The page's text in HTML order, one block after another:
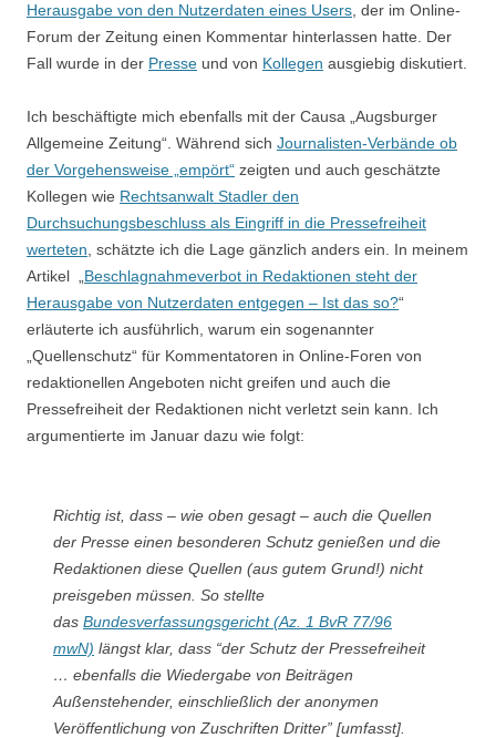
Herausgabe von den Nutzerdaten eines Users , der im Online-
Forum der Zeitung einen Kommentar hinterlassen hatte. Der
Fall wurde in der Presse und von Kollegen ausgiebig diskutiert.
Ich beschäftigte mich ebenfalls mit der Causa „Augsburger
Allgemeine Zeitung“. Während sich Journalisten-Verbände ob
der Vorgehensweise „empört“ zeigten und auch geschätzte
Kollegen wie Rechtsanwalt Stadler den
Durchsuchungsbeschluss als Eingriff in die Pressefreiheit
werteten , schätzte ich die Lage gänzlich anders ein. In meinem
Artikel „ Beschlagnahmeverbot in Redaktionen steht der
Herausgabe von Nutzerdaten entgegen – Ist das so?“
erläuterte ich ausführlich, warum ein sogenannter
„Quellenschutz“ für Kommentatoren in Online-Foren von
redaktionellen Angeboten nicht greifen und auch die
Pressefreiheit der Redaktionen nicht verletzt sein kann. Ich
argumentierte im Januar dazu wie folgt:
Richtig ist, dass – wie oben gesagt – auch die Quellen
der Presse einen besonderen Schutz genießen und die
Redaktionen diese Quellen (aus gutem Grund!) nicht
preisgeben müssen. So stellte
das Bundesverfassungsgericht (Az. 1 BvR 77/96
mwN) längst klar, dass “der Schutz der Pressefreiheit
… ebenfalls die Wiedergabe von Beiträgen
Außenstehender, einschließlich der anonymen
Veröffentlichung von Zuschriften Dritter” [umfasst].